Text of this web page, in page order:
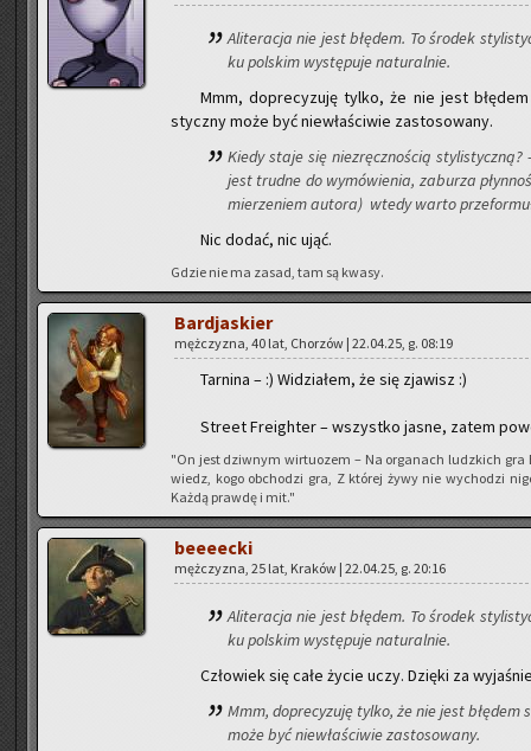
Ali­te­ra­cja nie jest błę­dem. To śro­dek
ku pol­skim wy­stę­pu­je na­tu­ral­nie.
Mmm, do­pre­cy­zu­ję tylko, że nie jest
stycz­ny może być nie­wła­ści­wie za­sto­so­wa­ny.
Kiedy staje się nie­zręcz­no­ścią
jest trud­ne do wy­mó­wie­nia, za­bu­rza
mie­rze­niem au­to­ra) wtedy warto
Nic dodać, nic ująć.
Gdzie nie ma zasad, tam są kwasy.
Bar­dja­skier
męż­czy­zna, 40 lat, Cho­rzów | 22.04.25, g. 08:19
Tar­ni­na – :) Wi­dzia­łem, że się zja­wisz :)
Stre­et Fre­igh­ter – wszyst­ko jasne, zatem
"On jest dziw­nym wir­tu­ozem – Na or­ga­nach ludz­kich
wiedz, kogo ob­cho­dzi gra, Z któ­rej żywy nie wy­cho­dzi
Każdą praw­dę i mit."
be­eeec­ki
męż­czy­zna, 25 lat, Kra­ków | 22.04.25, g. 20:16
Ali­te­ra­cja nie jest błę­dem. To śro­dek
ku pol­skim wy­stę­pu­je na­tu­ral­nie.
Czło­wiek się całe życie uczy. Dzię­ki za
Mmm, do­pre­cy­zu­ję tylko, że nie jest
może być nie­wła­ści­wie za­sto­so­wa­ny.